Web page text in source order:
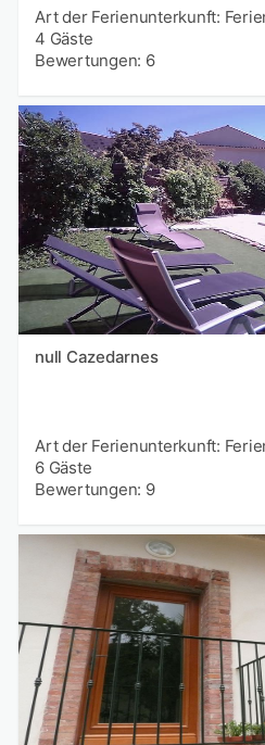
Art der Ferienunterkunft:
4 Gäste
Bewertungen: 6
null Cazedarnes
Art der Ferienunterkunft:
6 Gäste
Bewertungen: 9